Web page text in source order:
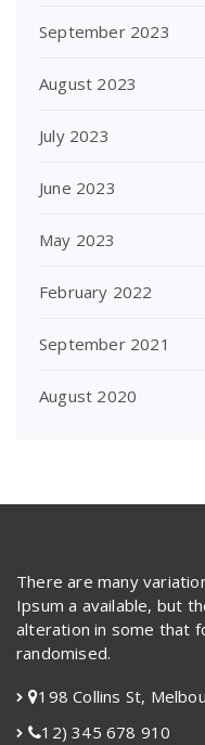
September 2023
August 2023
July 2023
June 2023
May 2023
February 2022
September 2021
August 2020
There are many
Ipsum a available, but
alteration in some that
randomised.
198 Collins St,
12) 345 678 910